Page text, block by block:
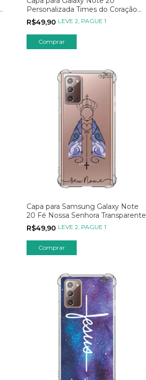
Personalizada Times do Coração
Seleções
R$49,90 LEVE 2, PAGUE 1
Capa para Samsung Galaxy Note
20 Fé Nossa Senhora Transparente
R$49,90 LEVE 2, PAGUE 1
Comprar